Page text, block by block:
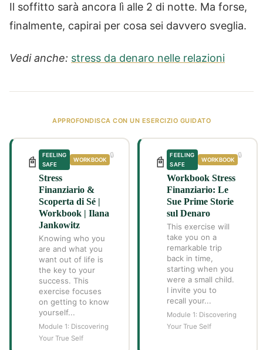
Il soffitto sarà ancora lì alle 2 di notte. Ma forse,
finalmente, capirai per cosa sei davvero sveglia.
Vedi anche: stress da denaro nelle relazioni
APPROFONDISCA CON UN ESERCIZIO GUIDATO
📓
FEELING
SAFE
WORKBOOK
Stress
Finanziario &
Scoperta di Sé |
Workbook | Ilana
Jankowitz
Knowing who you
are and what you
want out of life is
the key to your
success. This
exercise focuses
on getting to know
yourself...
Module 1: Discovering
Your True Self
🔒 📓
FEELING
SAFE
WORKBOOK
Workbook Stress
Finanziario: Le
Sue Prime Storie
sul Denaro
This exercise will
take you on a
remarkable trip
back in time,
starting when you
were a small child.
I invite you to
recall your...
Module 1: Discovering
Your True Self
🔒